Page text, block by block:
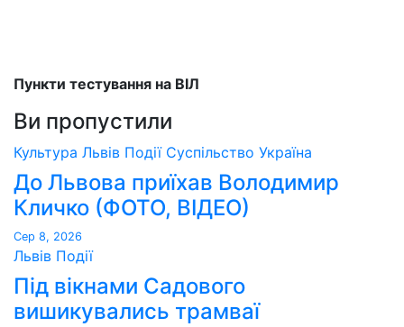
Пункти тестування на ВІЛ
Ви пропустили
Культура Львів Події Суспільство Україна
До Львова приїхав Володимир
Кличко (ФОТО, ВІДЕО)
Сер 8, 2026
Львів Події
Під вікнами Садового
вишикувались трамваї